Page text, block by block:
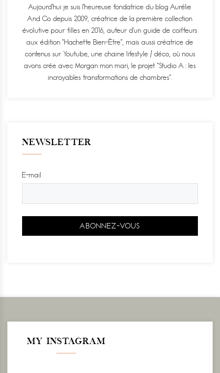
Aujourd'hui je suis l'heureuse fondatrice du blog Aurélie
And Co depuis 2009, créatrice de la première collection
évolutive pour filles en 2016, auteur d'un guide de coiffeurs
aux édition "Hachette Bien-Être", mais aussi créatrice de
contenus sur Youtube, une chaine lifestyle / déco, où nous
avons crée avec Morgan mon mari, le projet "Studio A : les
incroyables transformations de chambres".
NEWSLETTER
E-mail
MY INSTAGRAM